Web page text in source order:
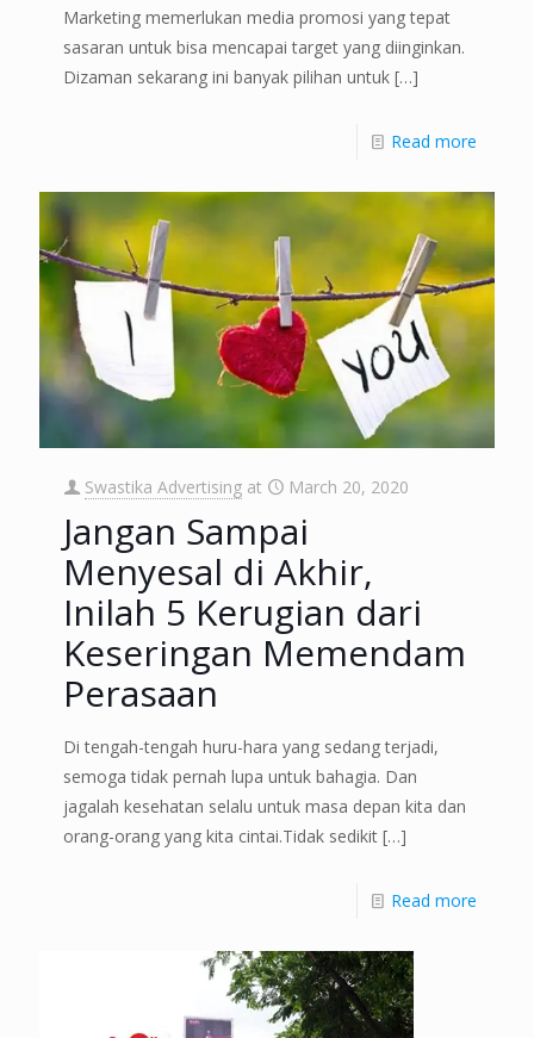
Marketing memerlukan media promosi yang tepat
sasaran untuk bisa mencapai target yang diinginkan.
Dizaman sekarang ini banyak pilihan untuk […]
Read more
Swastika Advertising at March 20, 2020
Jangan Sampai
Menyesal di Akhir,
Inilah 5 Kerugian dari
Keseringan Memendam
Perasaan
Di tengah-tengah huru-hara yang sedang terjadi,
semoga tidak pernah lupa untuk bahagia. Dan
jagalah kesehatan selalu untuk masa depan kita dan
orang-orang yang kita cintai.Tidak sedikit […]
Read more